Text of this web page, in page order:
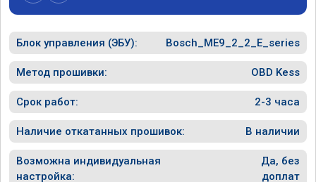
Блок управления (ЭБУ): Bosch_ME9_2_2_E_series
Метод прошивки: OBD Kess
Срок работ: 2-3 часа
Наличие откатанных прошивок: В наличии
Возможна индивидуальная
настройка:
Да, без
доплат